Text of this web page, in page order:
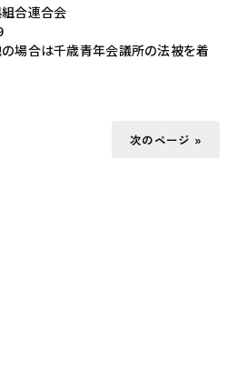
合連合会
場合は千歳青年会議所の法被を着
次のページ »